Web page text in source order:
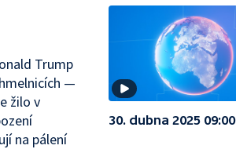
Trump
—
žilo v
na pálení
30. dubna 2025 09:00